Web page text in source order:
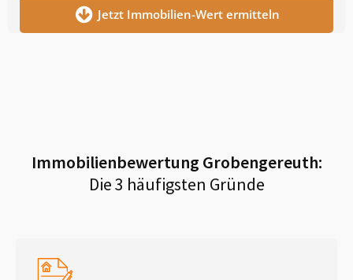
Jetzt Immobilien-Wert ermitteln
Immobilienbewertung Grobengereuth:
Die 3 häufigsten Gründe